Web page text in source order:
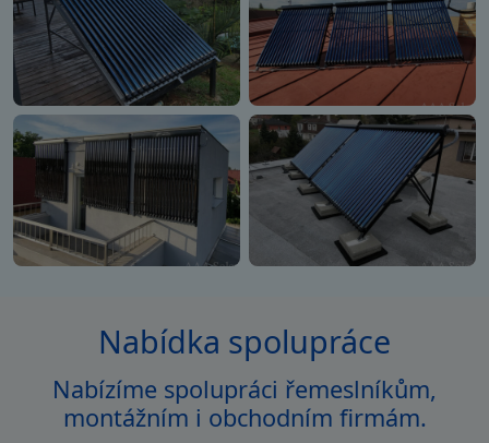
Nabídka spolupráce
Nabízíme spolupráci řemeslníkům,
montážním i obchodním firmám.